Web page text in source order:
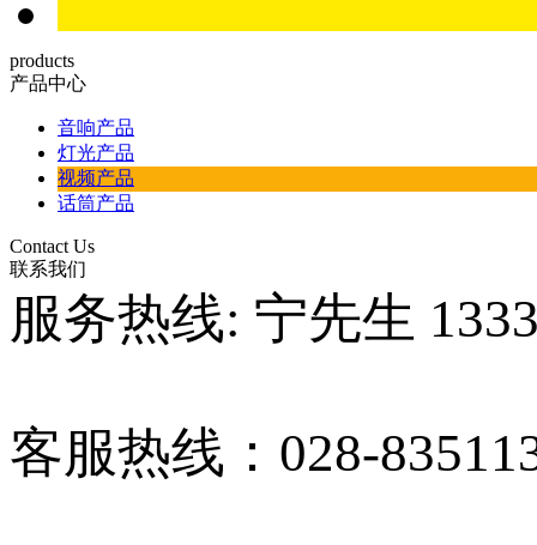
products
产品中心
音响产品
灯光产品
视频产品
话筒产品
Contact Us
联系我们
服务热线: 宁先生
客服热线：028-